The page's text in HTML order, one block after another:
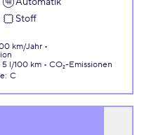
Stoff
km/Jahr
5 l/100 km
CO₂-Emissionen
: C